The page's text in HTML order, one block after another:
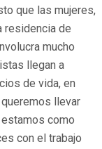
que las mujeres,
residencia de
mucho
llegan a
de vida, en
llevar
como
con el trabajo